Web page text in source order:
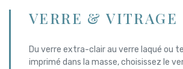
VERRE & VITRAGE
Du verre extra-clair au verre laqué ou
imprimé dans la masse, choisissez le